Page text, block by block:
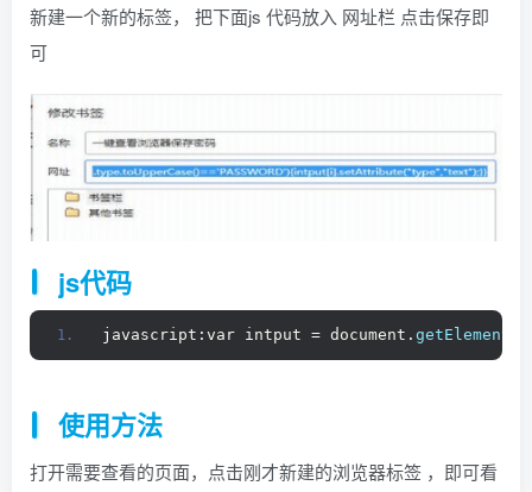
新建一个新的标签， 把下面js 代码放入 网址栏 点击保存即
可
js代码
javascript:var intput = document.
使用方法
打开需要查看的页面，点击刚才新建的浏览器标签 ，即可看